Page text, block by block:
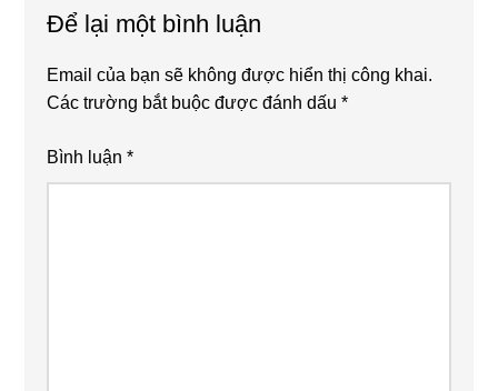
Để lại một bình luận
Email của bạn sẽ không được hiển thị công khai.
Các trường bắt buộc được đánh dấu*
Bình luận*